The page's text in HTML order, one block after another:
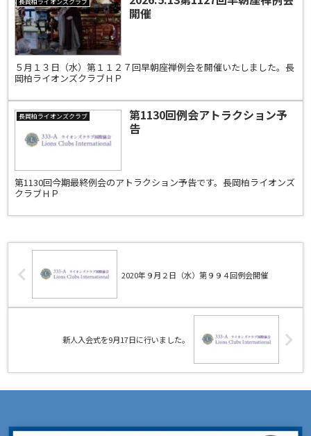
開催
５月１３日（水）第１１２７回早朝座禅例会を開催いたしました。長
岡柏ライオンズクラブＨＰ
長岡柏ライオンズクラブ
第1130回例会アトラクション予
告
第1130回今期最終例会のアトラクション予告です。長岡柏ライオンズ
クラブＨＰ
2020年９月２日（水）第９９４回例会開催
新人入会式を9月17日に行いました。